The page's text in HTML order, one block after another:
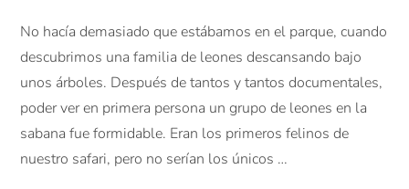
No hacía demasiado que estábamos en el parque, cuando
descubrimos una familia de leones descansando bajo
unos árboles. Después de tantos y tantos documentales,
poder ver en primera persona un grupo de leones en la
sabana fue formidable. Eran los primeros felinos de
nuestro safari, pero no serían los únicos …